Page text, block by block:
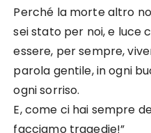
Perché la morte altro
sei stato per noi, e luce
essere, per sempre,
parola gentile, in ogni
ogni sorriso.
E, come ci hai sempre
facciamo tragedie!”